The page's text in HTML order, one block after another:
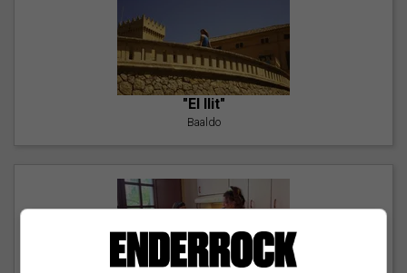
"El llit"
Baaldo